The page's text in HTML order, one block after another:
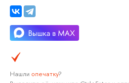
Нашли опечатку?